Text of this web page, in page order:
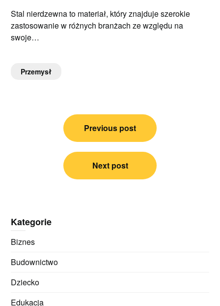
Stal nierdzewna to materiał, który znajduje szerokie
zastosowanie w różnych branżach ze względu na
swoje…
Przemysł
Nawigacja
Previous post
Next post
Kategorie
Biznes
Budownictwo
Dziecko
Edukacja